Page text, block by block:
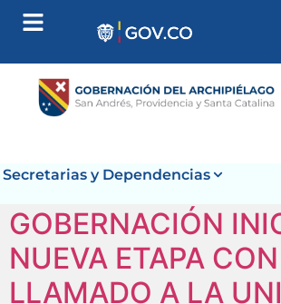
contenido
Secretarias y Dependencias
GOBERNACIÓN
NUEVA ETAPA
LLAMADO A LA